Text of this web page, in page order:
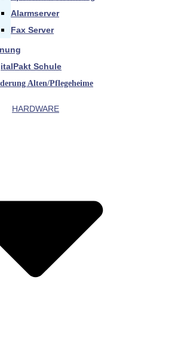
Alarmserver
Fax Server
Schule
Alten/Pflegeheime
HARDWARE